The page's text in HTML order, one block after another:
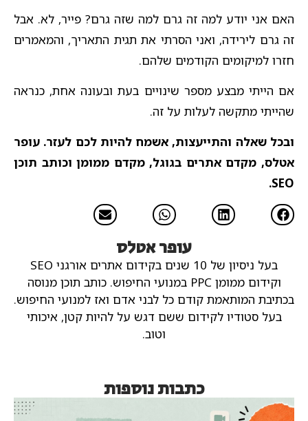
האם אני יודע למה זה גרם למה שזה גרם? פייר, לא. אבל
זה גרם לירידה, ואני הסרתי את תגית התאריך, והמאמרים
חזרו למיקומים הקודמים שלהם.
אם הייתי מבצע מספר שינויים בעת ובעונה אחת, כנראה
שהייתי מתקשה לעלות על זה.
ובכל שאלה והתייעצות, אשמח להיות לכם לעזר. עופר
אטלס, מקדם אתרים בגוגל, מקדם ממומן וכותב תוכן
SEO.
עופר אטלס
בעל ניסיון של 10 שנים בקידום אתרים אורגני SEO
וקידום ממומן PPC במנועי החיפוש.
כותב תוכן מנוסה
בכתיבת המותאמת קודם כל לבני אדם ואז למנועי החיפוש.
בעל סטודיו לקידום ששם דגש על להיות קטן, איכותי
וטוב.
כתבות נוספות